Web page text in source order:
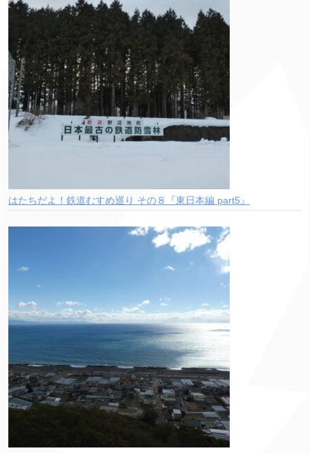
はたちだよ！鉄道むすめ巡り その８『東日本編 part5』